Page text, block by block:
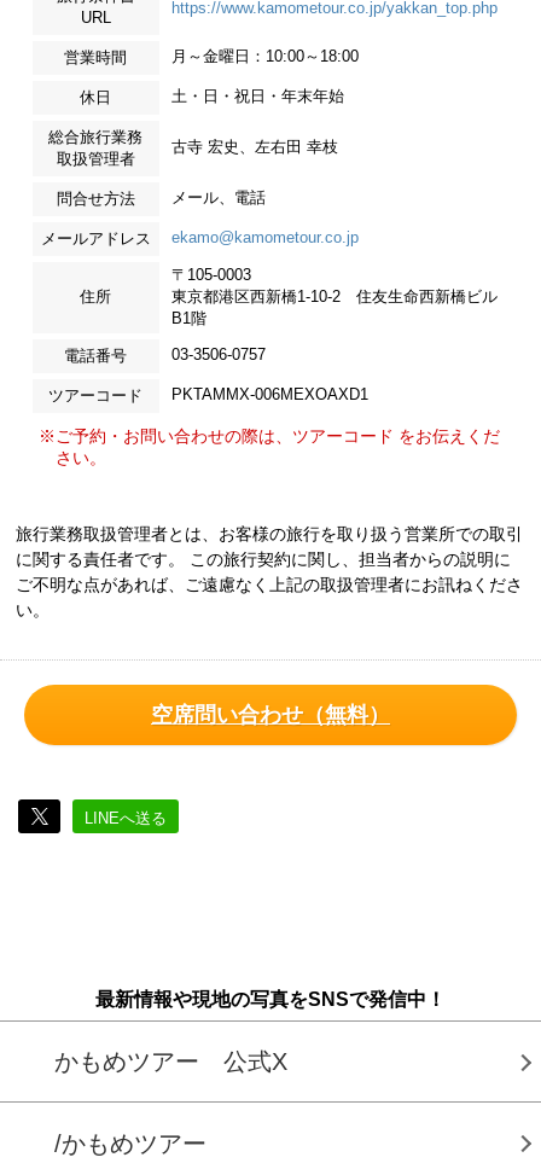
URL
https://www.kamometour.co.jp/yakkan_top.php
営業時間 月～金曜日：10:00～18:00
休日 土・日・祝日・年末年始
総合旅行業務
取扱管理者
古寺 宏史、左右田 幸枝
問合せ方法 メール、電話
メールアドレス ekamo@kamometour.co.jp
住所
〒105-0003
東京都港区西新橋1-10-2 住友生命西新橋ビル
B1階
電話番号 03-3506-0757
ツアーコード PKTAMMX-006MEXOAXD1
※ご予約・お問い合わせの際は、ツアーコード をお伝えくだ
さい。
旅行業務取扱管理者とは、お客様の旅行を取り扱う営業所での取引
に関する責任者です。 この旅行契約に関し、担当者からの説明に
ご不明な点があれば、ご遠慮なく上記の取扱管理者にお訊ねくださ
い。
空席問い合わせ（無料）
LINEへ送る
最新情報や現地の写真をSNSで発信中！
かもめツアー 公式X
/かもめツアー